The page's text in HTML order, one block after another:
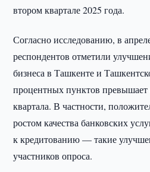
втором квартале 2025 года.
Согласно исследованию, в
респондентов отметили
бизнеса в Ташкенте и
процентных пунктов превышает
квартала. В частности,
ростом качества банковских
к кредитованию — такие
участников опроса.